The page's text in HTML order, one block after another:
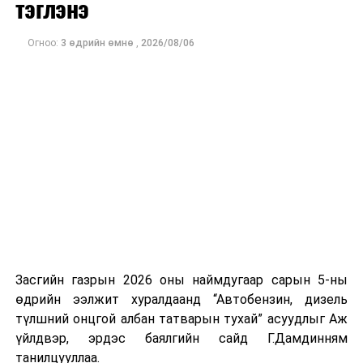
Ажиглагчдын үзэж буйгаар Мичиган дахь Сенатын
дүн нь ирэх арваннэгдүгээр сард болох АНУ-ын
тэглэнэ
Огноо: 3 өдрийн өмнө , 2026/08/06
Засгийн газрын 2026 оны наймдугаар сарын 5-ны
өдрийн ээлжит хуралдаанд “Автобензин, дизель
түлшний онцгой албан татварын тухай” асуудлыг Аж
үйлдвэр, эрдэс баялгийн сайд Г.Дамдинням
танилцууллаа.